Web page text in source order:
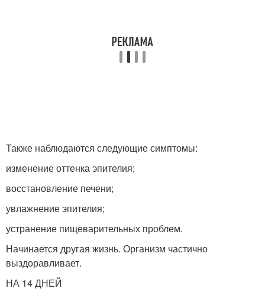
Также наблюдаются следующие симптомы:
изменение оттенка эпителия;
восстановление печени;
увлажнение эпителия;
устранение пищеварительных проблем.
Начинается другая жизнь. Организм частично
выздоравливает.
НА 14 ДНЕЙ